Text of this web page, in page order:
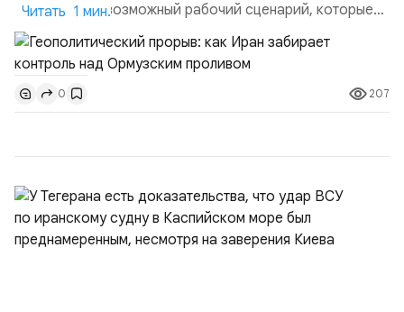
пункты — это возможный рабочий сценарий, которые
скорее всего будут реализованы.Разбираем ключевые
тезисы и последствия этого соглашения:. 1. Новые
доли контроля (75 на 25). Было: Ранее Иран и Оман
контролировали пролив на паритетных началах —
50/50. Стало: Новое соглашение закрепляет за
Читать 1 мин.
0 207